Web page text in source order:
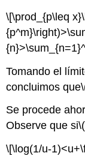
\[\prod_{p\leq
Tomando el
concluimos que
Se procede
Observe que si
\[\log(1/u-